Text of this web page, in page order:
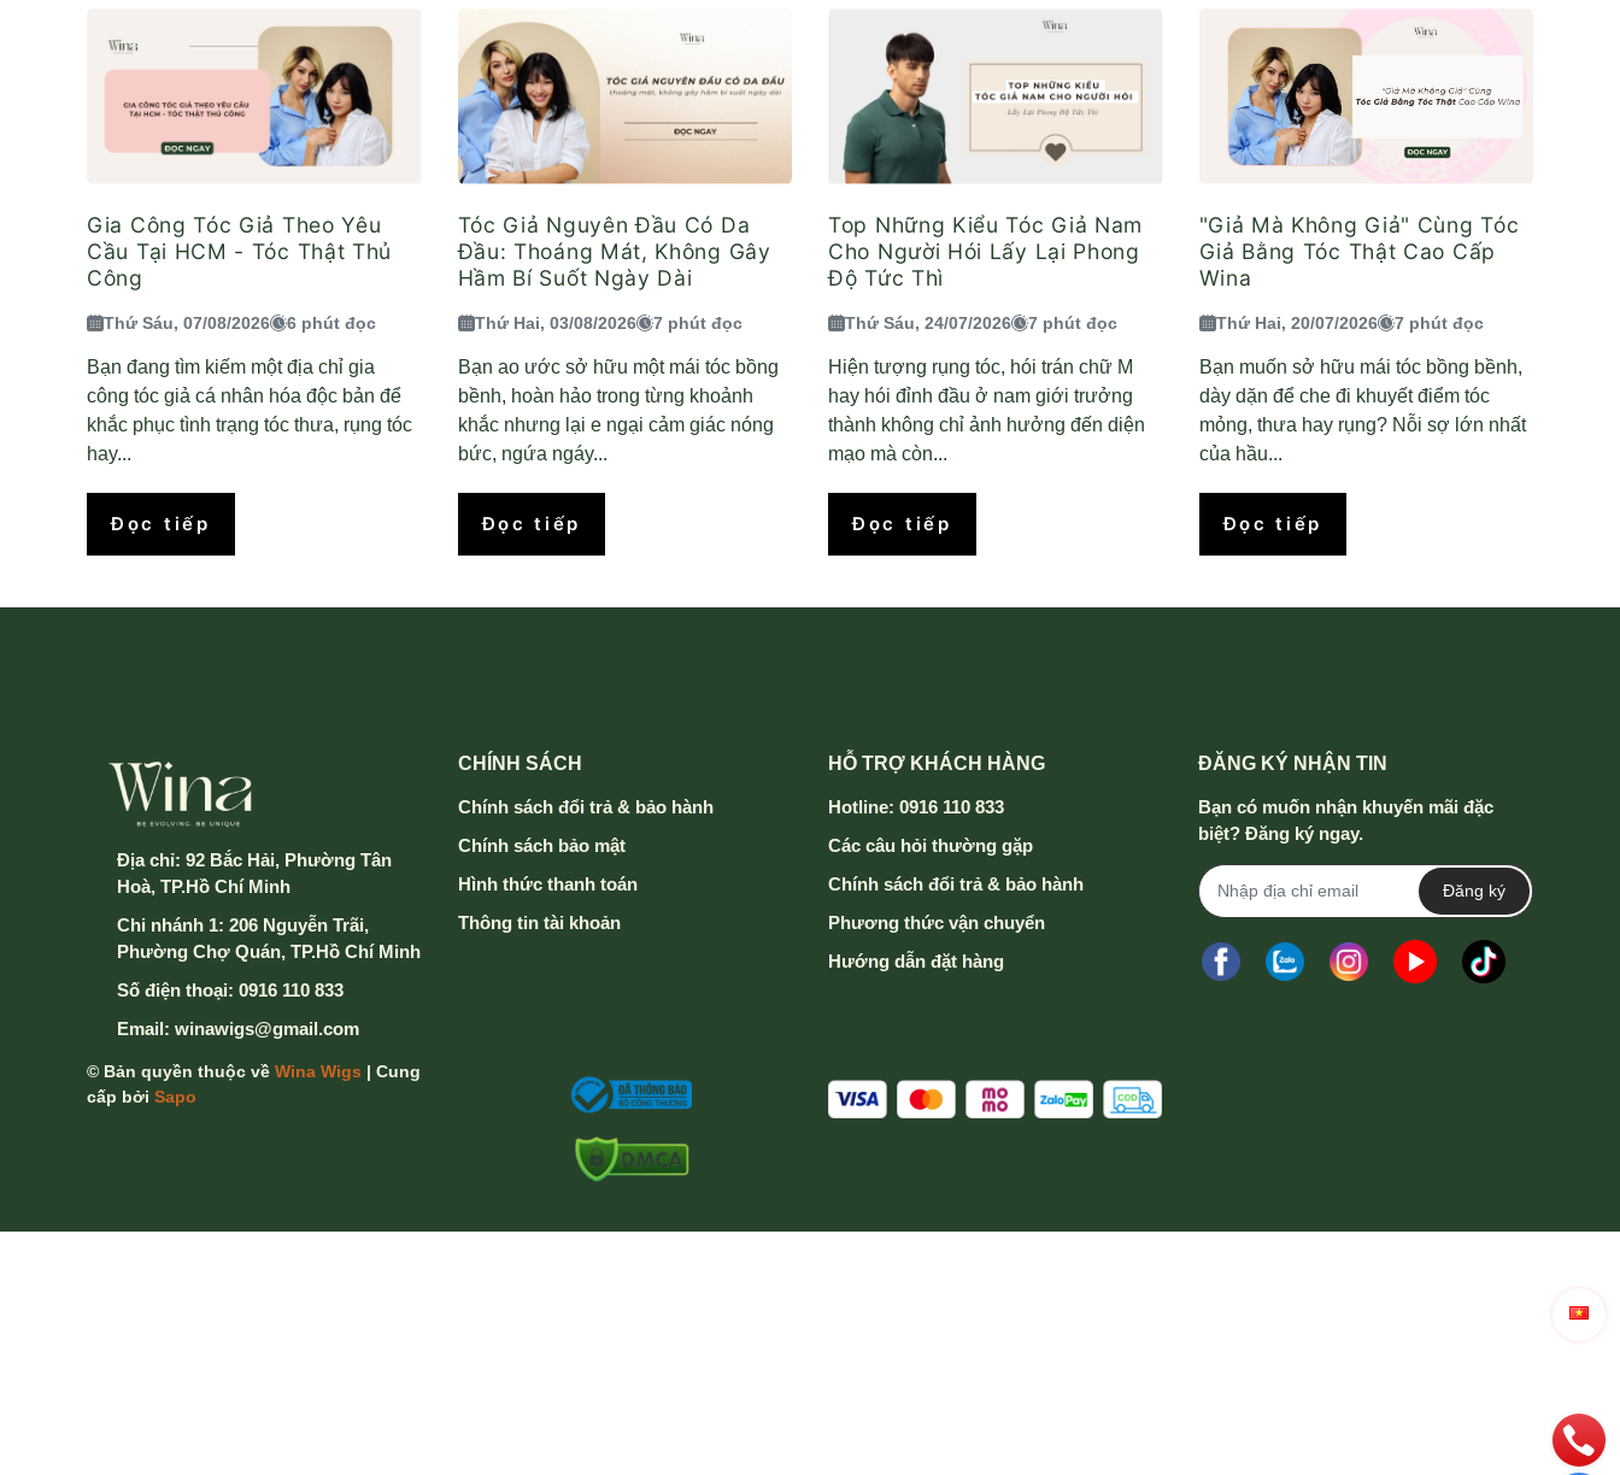
Gia Công Tóc Giả Theo Yêu
Cầu Tại HCM - Tóc Thật Thủ
Công
Thứ Sáu, 07/08/2026 6 phút đọc
Bạn đang tìm kiếm một địa chỉ gia
công tóc giả cá nhân hóa độc bản để
khắc phục tình trạng tóc thưa, rụng tóc
hay...
Đọc tiếp
Tóc Giả Nguyên Đầu Có Da
Đầu: Thoáng Mát, Không Gây
Hầm Bí Suốt Ngày Dài
Thứ Hai, 03/08/2026 7 phút đọc
Bạn ao ước sở hữu một mái tóc bồng
bềnh, hoàn hảo trong từng khoảnh
khắc nhưng lại e ngại cảm giác nóng
bức, ngứa ngáy...
Đọc tiếp
Top Những Kiểu Tóc Giả Nam
Cho Người Hói Lấy Lại Phong
Độ Tức Thì
Thứ Sáu, 24/07/2026 7 phút đọc
Hiện tượng rụng tóc, hói trán chữ M
hay hói đỉnh đầu ở nam giới trưởng
thành không chỉ ảnh hưởng đến diện
mạo mà còn...
Đọc tiếp
"Giả Mà Không Giả" Cùng Tóc
Giả Bằng Tóc Thật Cao Cấp
Wina
Thứ Hai, 20/07/2026 7 phút đọc
Bạn muốn sở hữu mái tóc bồng bềnh,
dày dặn để che đi khuyết điểm tóc
mỏng, thưa hay rụng? Nỗi sợ lớn nhất
của hầu...
Đọc tiếp
Địa chỉ: 92 Bắc Hải, Phường Tân
Hoà, TP.Hồ Chí Minh
Chi nhánh 1: 206 Nguyễn Trãi,
Phường Chợ Quán, TP.Hồ Chí Minh
Số điện thoại: 0916 110 833
Email: winawigs@gmail.com
© Bản quyền thuộc về Wina Wigs | Cung
cấp bởi Sapo
CHÍNH SÁCH
Chính sách đổi trả & bảo hành
Chính sách bảo mật
Hình thức thanh toán
Thông tin tài khoản
HỖ TRỢ KHÁCH HÀNG
Hotline: 0916 110 833
Các câu hỏi thường gặp
Chính sách đổi trả & bảo hành
Phương thức vận chuyển
Hướng dẫn đặt hàng
ĐĂNG KÝ NHẬN TIN
Bạn có muốn nhận khuyến mãi đặc
biệt? Đăng ký ngay.
Đăng ký